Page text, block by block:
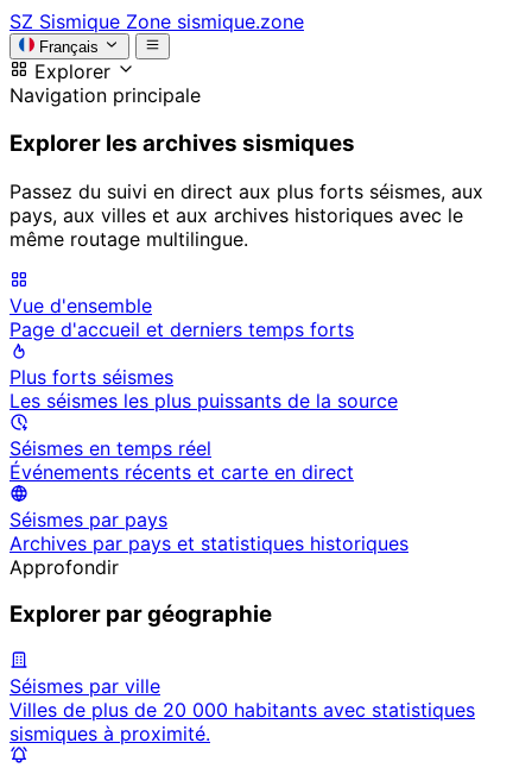
SZ Sismique Zone sismique.zone
Français
Explorer
Navigation principale
Explorer les archives sismiques
Passez du suivi en direct aux plus forts séismes, aux
pays, aux villes et aux archives historiques avec le
même routage multilingue.
Vue d'ensemble
Page d'accueil et derniers temps forts
Plus forts séismes
Les séismes les plus puissants de la source
Séismes en temps réel
Événements récents et carte en direct
Séismes par pays
Archives par pays et statistiques historiques
Approfondir
Explorer par géographie
Séismes par ville
Villes de plus de 20 000 habitants avec statistiques
sismiques à proximité.